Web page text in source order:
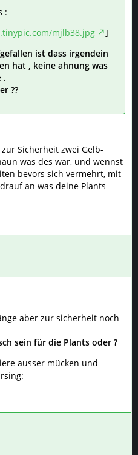
:
mjlb38.jpg
]
ist dass irgendein
hat , keine ahnung was
.
??
Sicherheit zwei Gelb-
was des war, und wennst
bevors sich vermehrt, mit
an was deine Plants
aber zur sicherheit noch
sein für die Plants oder ?
ausser mücken und